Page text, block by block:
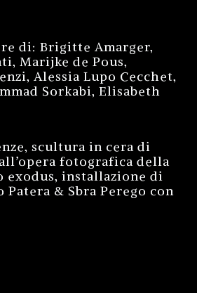
di: Brigitte Amarger,
Marijke de Pous,
Alessia Lupo Cecchet,
Sorkabi, Elisabeth
scultura in cera di
fotografica della
exodus, installazione di
& Sbra Perego con